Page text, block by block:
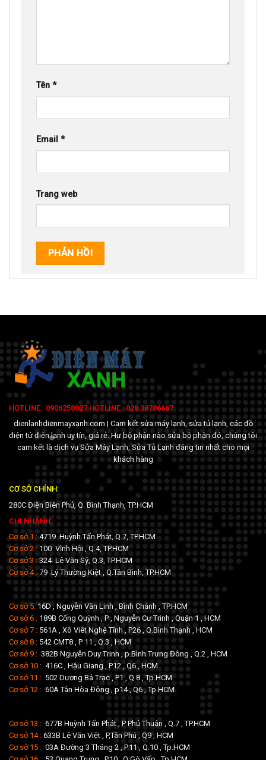
Tên *
Email *
Trang web
HOTLINE : 0906258027 HOTLINE : 028 38786667
dienlanhdienmayxanh.com | Cam kết sửa máy lạnh, sửa tủ lạnh, các đồ
điện tử điện lạnh uy tín, giá rẻ. Hư bộ phận nào sửa bộ phận đó, chúng tôi
cam kết là dịch vụ Sửa Máy Lạnh, Sửa Tủ Lạnh đáng tin nhất cho mọi
khách hàng
CƠ SỞ CHÍNH:
280C Điện Biên Phủ, Q. Bình Thạnh, TP.HCM
CHI NHÁNH:
Cơ sở 1 :4719 Huỳnh Tấn Phát, Q.7, TP.HCM
Cơ sở 2 :100 Vĩnh Hội , Q.4, TP.HCM
Cơ sở 3 :324 Lê Văn Sỹ, Q.3, TP.HCM
Cơ sở 4 :79 Lý Thường Kiệt , Q.Tân Bình, TP.HCM
Cơ sở 5:16D , Nguyễn Văn Linh , Bình Chánh , TP.HCM
Cơ sở 6 : 189B Cống Quỳnh , P , Nguyễn Cư Trinh , Quận 1 , HCM
Cơ sở 7 : 561A , Xô Viêt Nghệ Tĩnh , P26 , Q.Bình Thạnh , HCM
Cơ sở 8 : 542 CMT8 , P 11 , Q.3 , HCM
Cơ sở 9 : 382B Nguyễn Duy Trinh , p.Bình Trưng Đông , Q.2 , HCM
Cơ sở 10 : 416C , Hậu Giang , P12 , Q6 , HCM
Cơ sở 11 : 502 Dương Bá Trạc , P1 , Q.8 , Tp.HCM
Cơ sở 12 : 60A Tân Hòa Đông , p14 , Q6 , Tp.HCM
Cơ sở 13 : 677B Huỳnh Tấn Phát , P Phú Thuận , Q.7 , TP.HCM
Cơ sở 14 : 633B Lê Văn Việt , P,Tân Phú , Q9 , HCM
Cơ sở 15 : 03A Đường 3 Tháng 2 , P.11 , Q.10 , Tp.HCM